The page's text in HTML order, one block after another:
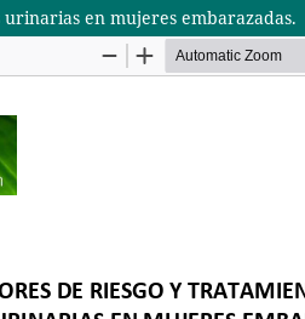
en mujeres embarazadas.